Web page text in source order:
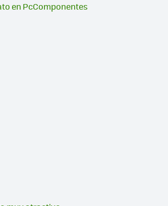
en PcComponentes